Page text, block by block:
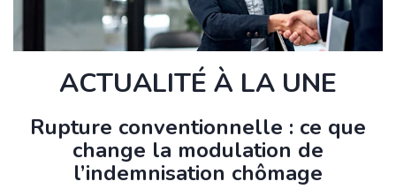
ACTUALITÉ À LA UNE
Rupture conventionnelle : ce que
change la modulation de
l’indemnisation chômage